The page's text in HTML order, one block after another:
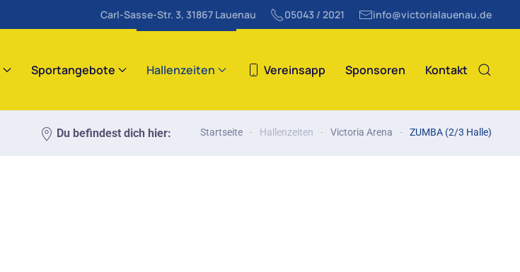
Carl-Sasse-Str. 3, 31867 Lauenau 05043 / 2021 info@victorialauenau.de
Sportangebote Hallenzeiten Vereinsapp Sponsoren Kontakt
Du befindest dich hier: Startseite Hallenzeiten Victoria Arena ZUMBA (2/3 Halle)